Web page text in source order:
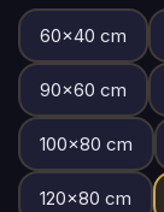
60×40 cm
90×60 cm
100×80 cm
120×80 cm